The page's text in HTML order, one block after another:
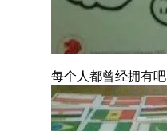
每个人都曾经拥有吧